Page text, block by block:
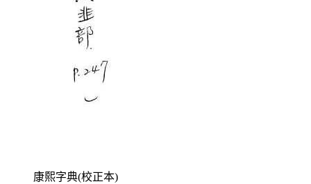
康熙字典(校正本)